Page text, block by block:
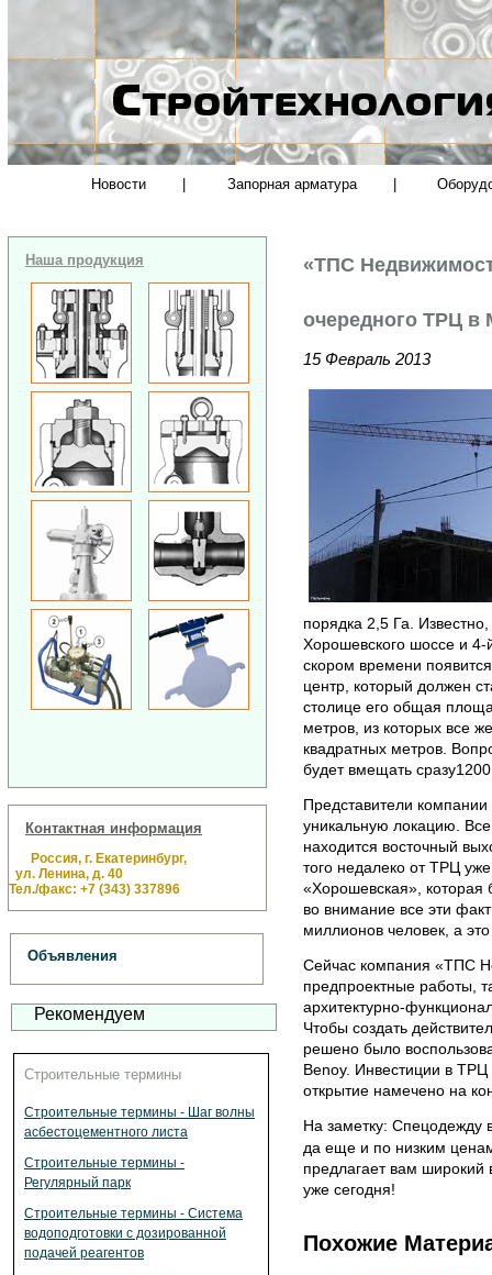
Новости Запорная арматура
Наша продукция
Контактная информация
Россия, г. Екатеринбург,
ул. Ленина, д. 40
Тел./факс: +7 (343) 337896
Объявления
Рекомендуем
Строительные термины
Строительные термины - Шаг волны
асбестоцементного листа
Строительные термины -
Регулярный парк
Строительные термины - Система
водоподготовки с дозированной
подачей реагентов
«ТПС
очередного ТРЦ в
15 Февраль 2013
порядка 2,5 Га.
Хорошевского шоссе и
скором времени
центр, который должен
столице его общая
метров, из которых все
квадратных метров.
будет вмещать
Представители
уникальную локацию. Все
находится восточный
того недалеко от ТРЦ
«Хорошевская», которая
во внимание все эти
миллионов человек, а
Сейчас компания «ТПС
предпроектные работы,
архитектурно-
Чтобы создать
решено было
Benoy. Инвестиции в ТРЦ
открытие намечено на
На заметку: Спецодежду
да еще и по низким
предлагает вам широкий
уже сегодня!
Похожие